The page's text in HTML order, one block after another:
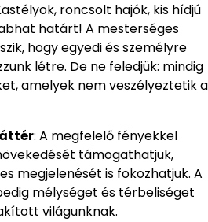
roncsolt hajók, kis hídjú
határt! A mesterséges
hogy egyedi és személyre
létre. De ne feledjük: mindig
amelyek nem veszélyeztetik a
: A megfelelő fényekkel
támogathatjuk,
megjelenését is fokozhatjuk. A
mélységet és térbeliséget
világunknak.